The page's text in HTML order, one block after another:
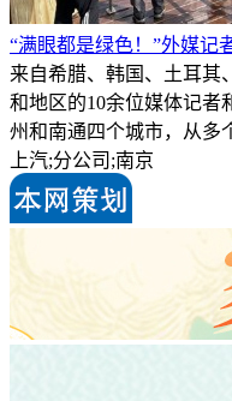
“满眼都是绿色！”外媒记
来自希腊、韩国、土耳其
和地区的10余位媒体记者
州和南通四个城市，从多
上汽;分公司;南京